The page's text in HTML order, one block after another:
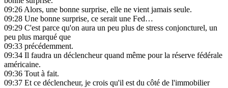
09:26Alors, une bonne surprise, elle ne vient jamais seule.
09:28 Une bonne surprise, ce serait une Fed…
09:29 C'est parce qu'on aura un peu plus de stress conjoncturel, un
peu plus marqué que
09:33 précédemment.
09:34 Il faudra un déclencheur quand même pour la réserve fédérale
américaine.
09:36 Tout à fait.
09:37 Et ce déclencheur, je crois qu'il est du côté de l'immobilier